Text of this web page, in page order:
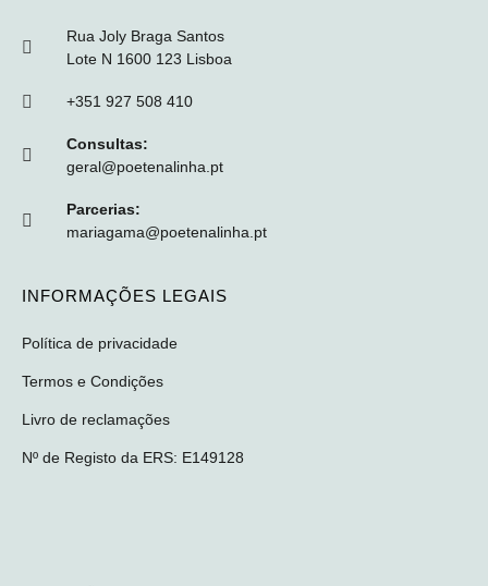
Rua Joly Braga Santos
Lote N 1600 123 Lisboa
+351 927 508 410
Consultas:
geral@poetenalinha.pt
Parcerias:
mariagama@poetenalinha.pt
INFORMAÇÕES LEGAIS
Política de privacidade
Termos e Condições
Livro de reclamações
Nº de Registo da ERS: E149128